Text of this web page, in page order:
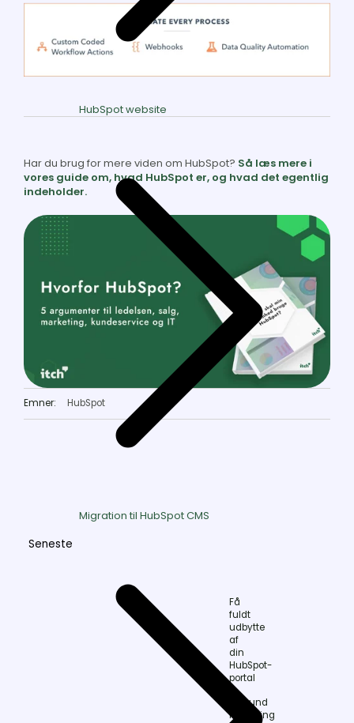
HubSpot website
Migration til HubSpot CMS
Har du brug for mere viden om HubSpot? Så læs mere i
vores guide om, hvad HubSpot er, og hvad det egentlig
indeholder.
Emner: HubSpot
Seneste
Få
fuldt
udbytte
af
din
HubSpot-
portal
Inbound
Marketing